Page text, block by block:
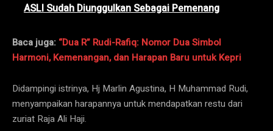
ASLI Sudah Diunggulkan Sebagai Pemenang
Baca juga: “Dua R” Rudi-Rafiq: Nomor Dua Simbol
Harmoni, Kemenangan, dan Harapan Baru untuk Kepri
Didampingi istrinya, Hj Marlin Agustina, H Muhammad Rudi,
menyampaikan harapannya untuk mendapatkan restu dari
zuriat Raja Ali Haji.